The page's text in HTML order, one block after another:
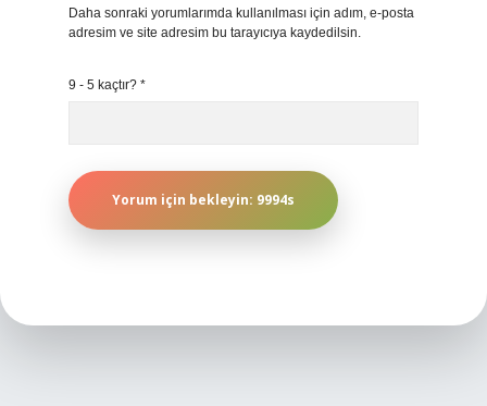
Daha sonraki yorumlarımda kullanılması için adım, e-posta
adresim ve site adresim bu tarayıcıya kaydedilsin.
9 - 5 kaçtır? *